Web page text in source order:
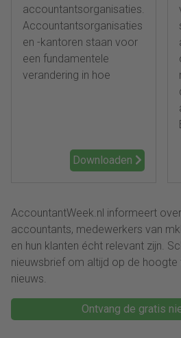
accountantsorganisaties.
Accountantsorganisaties
en -kantoren staan voor
een fundamentele
verandering in hoe
Downloaden
AccountantWeek.nl informeert
accountants, medewerkers van
en hun klanten écht relevant zijn.
nieuwsbrief om altijd op de hoogte
nieuws.
Ontvang de gratis